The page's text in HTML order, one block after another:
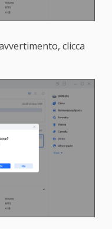
clicca